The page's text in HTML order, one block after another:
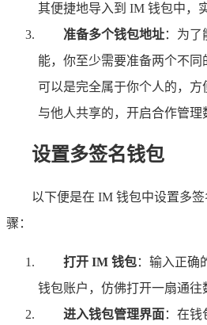
其便捷地导入到 IM 钱包中，
准备多个钱包地址：为了
能，你至少需要准备两个不
可以是完全属于你个人的，
与他人共享的，开启合作管理
设置多签名钱包
以下便是在 IM 钱包中设置多
骤：
打开 IM 钱包：输入正确
钱包账户，仿佛打开一扇通往
进入钱包管理界面：在钱